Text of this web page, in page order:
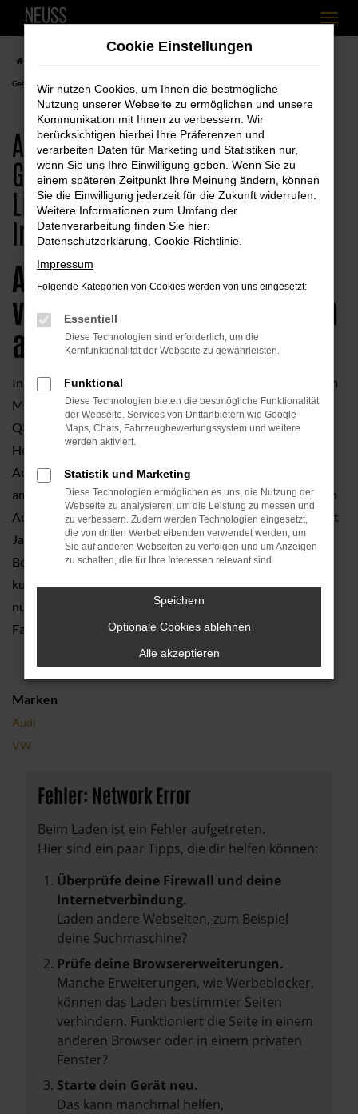
Zum
Gebrauchtwagen Angebote mit Lieferservice nach Simbach am Inn
Audi Simbach am Inn, Audi Q3
Gebrauchtwagen Angebote mit
Lieferservice nach Simbach am
Inn
Audi Q3 Gebrauchtwagen –
voller Vertrauen in Simbach
am Inn zugreifen
In Simbach am Inn und Umgebung existieren eine Reihe von
Menschen, die in den letzten Jahren und Jahrzehnten Audi
Q3 Gebrauchtwagen oder ein anderes Modell dieses
Herstellers bei uns gekauft hat. Dies liegt daran, dass das
Autocenter Neuss bereits seit 1925 in der Region Simbach
am Inn vertreten ist und somit eines der traditionsreichsten
Autohäuser der gesamten Umgebung ist. Wir verkaufen seit
Jahrzehnten Audi Q3 Gebrauchtwagen und schreiben
Beratung so groß, wie es nur geht. Begeben Sie sich in die
kundigen Hände unserer Beraterinnen und Berater und
nutzen Sie die vielen Vorteile, die nur ein
Familienunternehmen wie das unsrige gewähren kann.
Marken
Audi
VW
Fehler: Network Error
Beim Laden ist ein Fehler aufgetreten.
Hier sind ein paar Tipps, die dir helfen können:
Überprüfe deine Firewall und deine
Internetverbindung.
Laden andere Webseiten, zum Beispiel
deine Suchmaschine?
Prüfe deine Browsererweiterungen.
Manche Erweiterungen, wie Werbeblocker,
können das Laden bestimmter Seiten
verhindern. Funktioniert die Seite in einem
anderen Browser oder in einem privaten
Fenster?
Starte dein Gerät neu.
Das kann manchmal helfen,
Cookie Einstellungen
Wir nutzen Cookies, um Ihnen die bestmögliche
Nutzung unserer Webseite zu ermöglichen und unsere
Kommunikation mit Ihnen zu verbessern. Wir
berücksichtigen hierbei Ihre Präferenzen und
verarbeiten Daten für Marketing und Statistiken nur,
wenn Sie uns Ihre Einwilligung geben. Wenn Sie zu
einem späteren Zeitpunkt Ihre Meinung ändern, können
Sie die Einwilligung jederzeit für die Zukunft widerrufen.
Weitere Informationen zum Umfang der
Datenverarbeitung finden Sie hier:
Datenschutzerklärung Cookie-Richtlinie
Impressum
Folgende Kategorien von Cookies werden von uns eingesetzt:
Essentiell
Diese Technologien sind erforderlich, um die
Kernfunktionalität der Webseite zu gewährleisten.
Funktional
Diese Technologien bieten die bestmögliche Funktionalität
der Webseite. Services von Drittanbietern wie Google
Maps, Chats, Fahrzeugbewertungssystem und weitere
werden aktiviert.
Statistik und Marketing
Diese Technologien ermöglichen es uns, die Nutzung der
Webseite zu analysieren, um die Leistung zu messen und
zu verbessern. Zudem werden Technologien eingesetzt,
die von dritten Werbetreibenden verwendet werden, um
Sie auf anderen Webseiten zu verfolgen und um Anzeigen
zu schalten, die für Ihre Interessen relevant sind.
Speichern
Optionale Cookies ablehnen
Alle akzeptieren